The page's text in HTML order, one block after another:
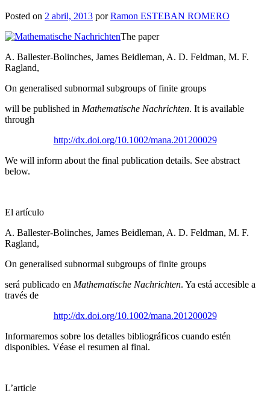
Posted on 2 abril, 2013 porRamon ESTEBAN ROMERO
The paper
A. Ballester-Bolinches, James Beidleman, A. D. Feldman, M. F.
Ragland,
On generalised subnormal subgroups of finite groups
will be published in Mathematische Nachrichten. It is available
through
http://dx.doi.org/10.1002/mana.201200029
We will inform about the final publication details. See abstract
below.
El artículo
A. Ballester-Bolinches, James Beidleman, A. D. Feldman, M. F.
Ragland,
On generalised subnormal subgroups of finite groups
será publicado en Mathematische Nachrichten. Ya está accesible a
través de
http://dx.doi.org/10.1002/mana.201200029
Informaremos sobre los detalles bibliográficos cuando estén
disponibles. Véase el resumen al final.
L’article